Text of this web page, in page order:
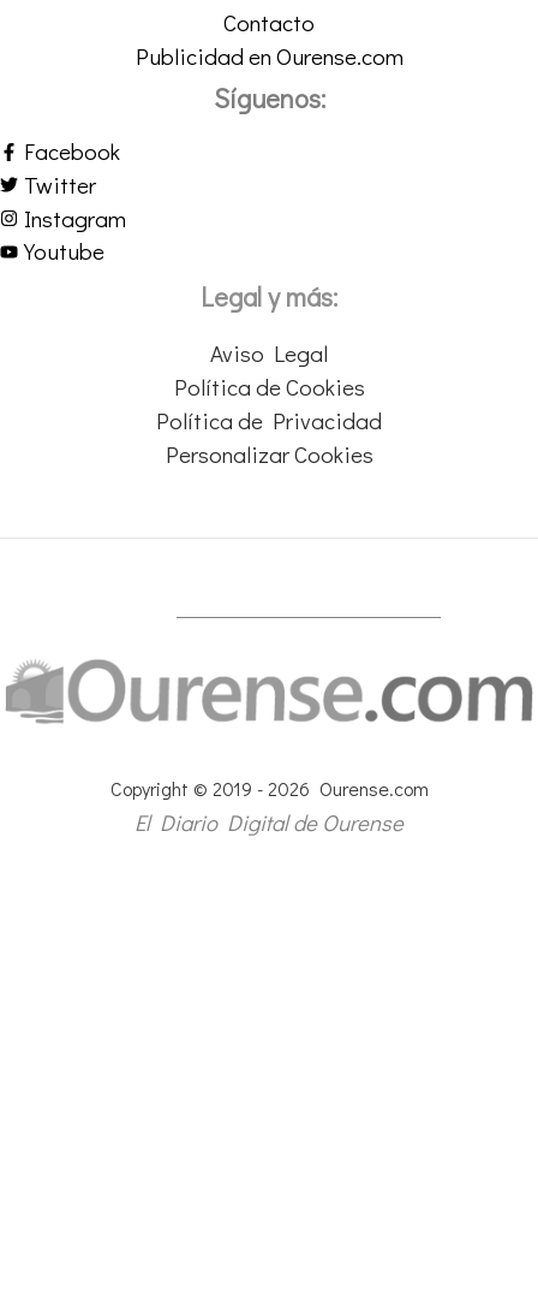
Contacto
Publicidad en Ourense.com
Síguenos:
Facebook
Twitter
Instagram
Youtube
Legal y más:
Aviso Legal
Política de Cookies
Política de Privacidad
Personalizar Cookies
Copyright © 2019 - 2026 Ourense.com
El Diario Digital de Ourense